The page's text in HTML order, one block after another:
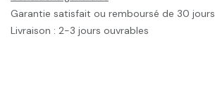
Garantie satisfait ou remboursé de 30 jours
Livraison : 2-3 jours ouvrables